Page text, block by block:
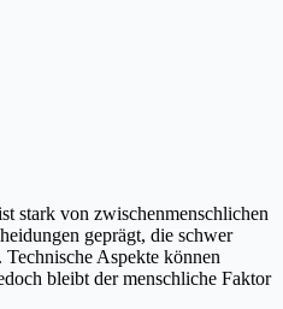
stark von zwischenmenschlichen
geprägt, die schwer
Aspekte können
bleibt der menschliche Faktor